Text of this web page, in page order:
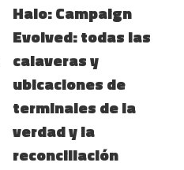
Halo: Campaign
Evolved: todas las
calaveras y
ubicaciones de
terminales de la
verdad y la
reconciliación